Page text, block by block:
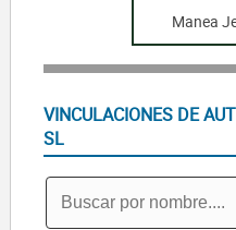
Manea
VINCULACIONES DE
SL